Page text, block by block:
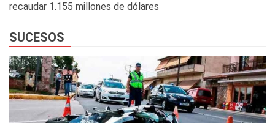
recaudar 1.155 millones de dólares
SUCESOS